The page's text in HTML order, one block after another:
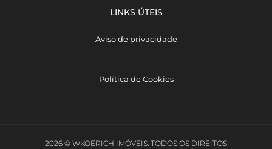
LINKS ÚTEIS
Aviso de privacidade
Política de Cookies
2026 © WKOERICH IMÓVEIS. TODOS OS DIREITOS